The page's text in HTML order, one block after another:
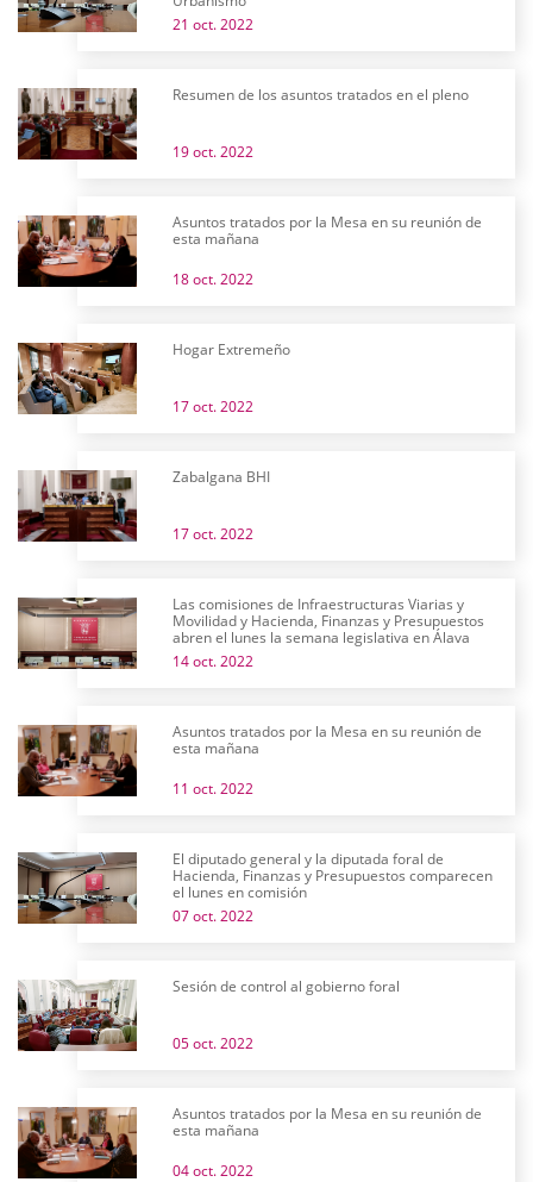
21 oct. 2022
Resumen de los asuntos tratados en el pleno
19 oct. 2022
Asuntos tratados por la Mesa en su reunión de
esta mañana
18 oct. 2022
Hogar Extremeño
17 oct. 2022
Zabalgana BHI
17 oct. 2022
Las comisiones de Infraestructuras Viarias y
Movilidad y Hacienda, Finanzas y Presupuestos
abren el lunes la semana legislativa en Álava
14 oct. 2022
Asuntos tratados por la Mesa en su reunión de
esta mañana
11 oct. 2022
El diputado general y la diputada foral de
Hacienda, Finanzas y Presupuestos comparecen
el lunes en comisión
07 oct. 2022
Sesión de control al gobierno foral
05 oct. 2022
Asuntos tratados por la Mesa en su reunión de
esta mañana
04 oct. 2022